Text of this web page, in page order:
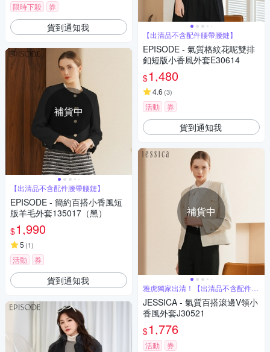
限時下殺 券
貨到通知我
補貨中
【出清品不含配件腰帶腰鏈】
EPISODE - 簡約百搭小香風短
版羊毛外套135017（黑）
$1,990
5 (1)
活動 券
貨到通知我
【出清品不含配件腰帶腰鏈】
EPISODE - 氣質格紋花呢雙排
釦短版小香風外套E30614
$1,480
4.6 (3)
活動 券
貨到通知我
補貨中
雅虎獨家出清！【出清品不含配件腰
帶腰鏈】
JESSICA - 氣質百搭滾邊V領小
香風外套J30521
$1,776
活動 券